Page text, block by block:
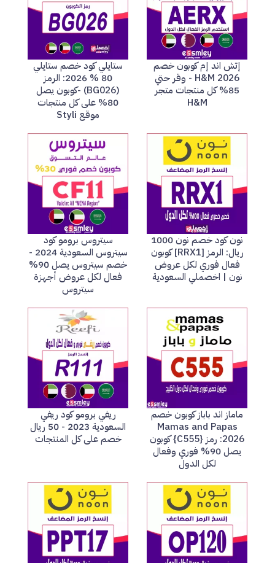
إتش اند إم كوبون خصم
H&M 2026 - وقر حتي
85% كل منتجات متجر
H&M
ستايلي كود خصم ستايلي
80 % 2026: الرمز
(BG026) -كوبون يصل
80% على كل منتجات
موقع Styli
نون كود خصم نون 1000
ريال: الرمز [RRX1] كوبون
فعال فوري لكل عروض
نون | اخصملي السعودية
سيتروس برومو كود
سيتروس السعودية 2024 -
خصم سيتروس يصل 90%
فعال لكل عروض أجهزة
سيتروس
ماماز اند باباز كوبون خصم
Mamas and Papas
2026: رمز {C555} كوبون
يصل 90% فوري وفعال
لكل الدول
ريفي برومو كود ريفي
السعودية 2023 - 50 ريال
خصم على كل المنتجات